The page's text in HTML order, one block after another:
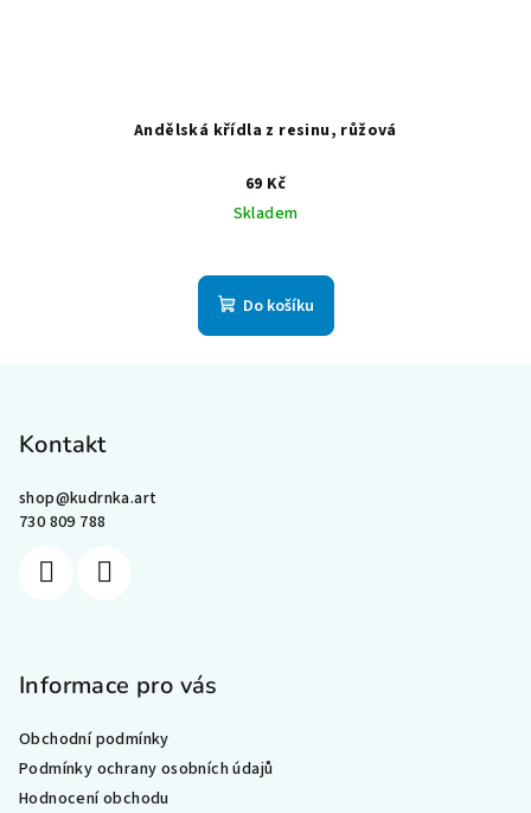
Andělská křídla z resinu, růžová
69 Kč
Skladem
Do košíku
Kontakt
shop@kudrnka.art
730 809 788
Informace pro vás
Obchodní podmínky
Podmínky ochrany osobních údajů
Hodnocení obchodu